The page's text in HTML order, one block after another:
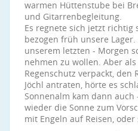
warmen Hüttenstube bei
und Gitarrenbegleitung.
Es regnete sich jetzt richtig
bezogen früh unsere
unserem letzten - Morgen
nehmen zu wollen. Aber
Regenschutz verpackt, den
Jöchl antraten, hörte es
Sonnenalm kam dann auch
wieder die Sonne zum
mit Engeln auf Reisen, oder